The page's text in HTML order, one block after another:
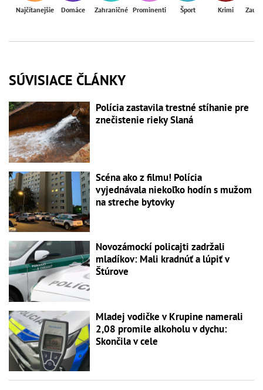
Najčítanejšie Domáce Zahraničné Prominenti Šport Krimi
SÚVISIACE ČLÁNKY
Polícia zastavila trestné stíhanie pre
znečistenie rieky Slaná
Scéna ako z filmu! Polícia
vyjednávala niekoľko hodín s mužom
na streche bytovky
Novozámockí policajti zadržali
mladíkov: Mali kradnúť a lúpiť v
Štúrove
Mladej vodičke v Krupine namerali
2,08 promile alkoholu v dychu:
Skončila v cele